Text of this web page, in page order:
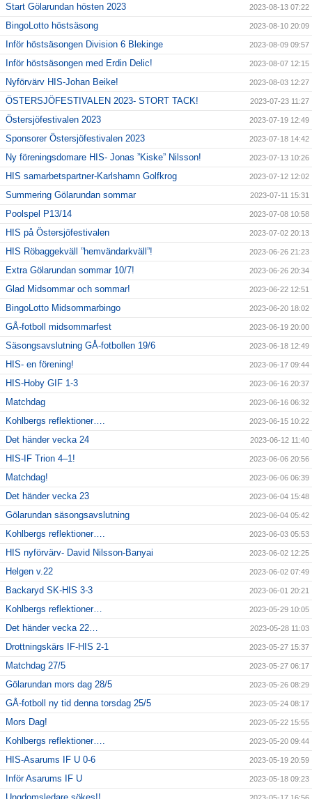
Start Gölarundan hösten 2023 2023-08-13 07:22
BingoLotto höstsäsong 2023-08-10 20:09
Inför höstsäsongen Division 6 Blekinge 2023-08-09 09:57
Inför höstsäsongen med Erdin Delic! 2023-08-07 12:15
Nyförvärv HIS-Johan Beike! 2023-08-03 12:27
ÖSTERSJÖFESTIVALEN 2023- STORT TACK! 2023-07-23 11:27
Östersjöfestivalen 2023 2023-07-19 12:49
Sponsorer Östersjöfestivalen 2023 2023-07-18 14:42
Ny föreningsdomare HIS- Jonas ”Kiske” Nilsson! 2023-07-13 10:26
HIS samarbetspartner-Karlshamn Golfkrog 2023-07-12 12:02
Summering Gölarundan sommar 2023-07-11 15:31
Poolspel P13/14 2023-07-08 10:58
HIS på Östersjöfestivalen 2023-07-02 20:13
HIS Röbaggekväll ”hemvändarkväll”! 2023-06-26 21:23
Extra Gölarundan sommar 10/7! 2023-06-26 20:34
Glad Midsommar och sommar! 2023-06-22 12:51
BingoLotto Midsommarbingo 2023-06-20 18:02
GÅ-fotboll midsommarfest 2023-06-19 20:00
Säsongsavslutning GÅ-fotbollen 19/6 2023-06-18 12:49
HIS- en förening! 2023-06-17 09:44
HIS-Hoby GIF 1-3 2023-06-16 20:37
Matchdag 2023-06-16 06:32
Kohlbergs reflektioner…. 2023-06-15 10:22
Det händer vecka 24 2023-06-12 11:40
HIS-IF Trion 4–1! 2023-06-06 20:56
Matchdag! 2023-06-06 06:39
Det händer vecka 23 2023-06-04 15:48
Gölarundan säsongsavslutning 2023-06-04 05:42
Kohlbergs reflektioner…. 2023-06-03 05:53
HIS nyförvärv- David Nilsson-Banyai 2023-06-02 12:25
Helgen v.22 2023-06-02 07:49
Backaryd SK-HIS 3-3 2023-06-01 20:21
Kohlbergs reflektioner… 2023-05-29 10:05
Det händer vecka 22… 2023-05-28 11:03
Drottningskärs IF-HIS 2-1 2023-05-27 15:37
Matchdag 27/5 2023-05-27 06:17
Gölarundan mors dag 28/5 2023-05-26 08:29
GÅ-fotboll ny tid denna torsdag 25/5 2023-05-24 08:17
Mors Dag! 2023-05-22 15:55
Kohlbergs reflektioner…. 2023-05-20 09:44
HIS-Asarums IF U 0-6 2023-05-19 20:59
Inför Asarums IF U 2023-05-18 09:23